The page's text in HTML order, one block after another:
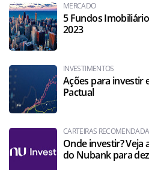
MERCADO
5 Fundos
2023
INVESTIMENTOS
Ações para investir
Pactual
CARTEIRAS
Onde investir? Veja
do Nubank para